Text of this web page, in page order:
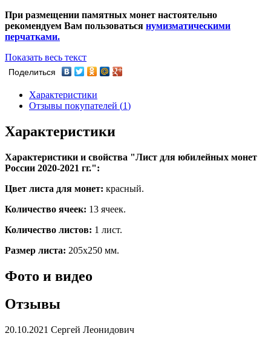
При размещении памятных монет настоятельно
рекомендуем Вам пользоваться нумизматическими
перчатками.
Показать весь текст
Поделиться
Характеристики
Отзывы покупателей (1)
Характеристики
Характеристики и свойства "Лист для юбилейных монет
России 2020-2021 гг.":
Цвет листа для монет: красный.
Количество ячеек: 13 ячеек.
Количество листов: 1 лист.
Размер листа: 205х250 мм.
Фото и видео
Отзывы
20.10.2021 Сергей Леонидович